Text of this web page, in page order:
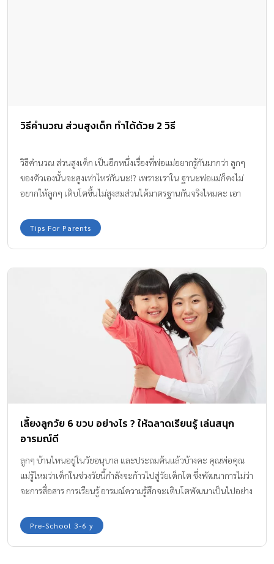
เลี้ยงลูกวัย 6 ขวบ อย่างไร ? ให้ฉลาดเรียนรู้ เล่นสนุก
อารมณ์ดี
ลูกๆ บ้านไหนอยู่ในวัยอนุบาล และประถมต้นแล้วบ้างคะ คุณพ่อคุณ
แม่รู้ไหมว่าเด็กในช่วงวัยนี้กำลังจะก้าวไปสู่วัยเด็กโต ซึ่งพัฒนาการไม่ว่า
จะการสื่อสาร การเรียนรู้ อารมณ์ความรู้สึกจะเติบโตพัฒนาเป็นไปอย่าง
ก้าวกระโดด เด็กๆ จะเริ่มเป็นตัวของตัวเองมากขึ้น ชอบอะไร ไม่ชอบ
อะไร จะบอกแสดงออกมาอย่างชัดเจน ตรงนี้แหละค่ะที่พ่อแม่ต้อง
สังเกตลูก เพื่อจะได้ส่งเสริมและสนับสนุนพวกเขาได้ถูกทางค่ะ
ลูกฉายแวว ฉลาดด้านดนตรี บ้างหรือยัง?